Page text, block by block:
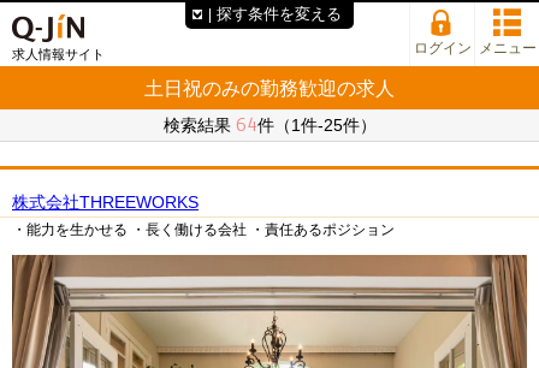
求人情報サイト ログイン メニュー
土日祝のみの勤務歓迎の求人
検索結果 64件（1件-25件）
株式会社THREEWORKS
・能力を生かせる ・長く働ける会社 ・責任あるポジション
探す条件を変える